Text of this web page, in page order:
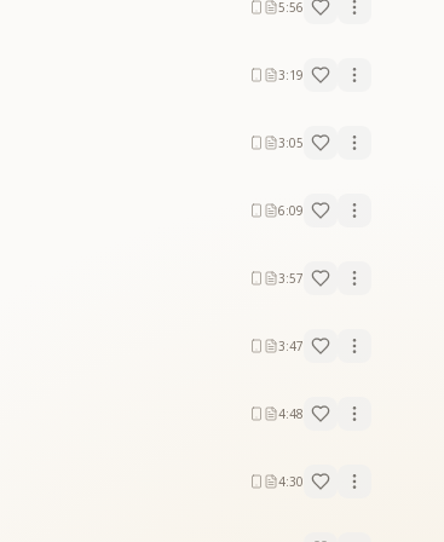
5:56
3:19
3:05
6:09
3:57
3:47
4:48
4:30